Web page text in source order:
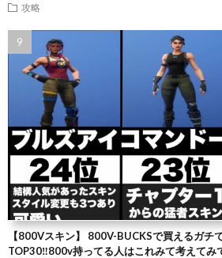
攻略
【800Vスキン】 800V-BUCKSで買えるガチ
TOP30‼️800v持ってる人はこれみて考えてみ